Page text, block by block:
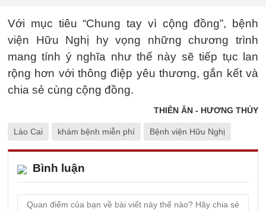
Với mục tiêu “Chung tay vì cộng đồng”, bệnh
viện Hữu Nghị hy vọng những chương trình
mang tính ý nghĩa như thế này sẽ tiếp tục lan
rộng hơn với thông điệp yêu thương, gắn kết và
chia sẻ cùng cộng đồng.
THIÊN ÂN - HƯƠNG THỦY
Lào Cai khám bệnh miễn phí Bệnh viện Hữu Nghị
Bình luận